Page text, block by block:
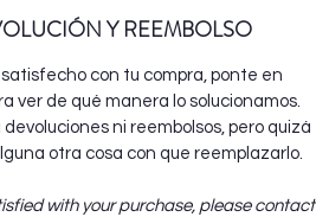
Y REEMBOLSO
con tu compra, ponte en
ver de qué manera lo solucionamos.
ni reembolsos, pero quizá
otra cosa con que reemplazarlo.
with your purchase, please contact